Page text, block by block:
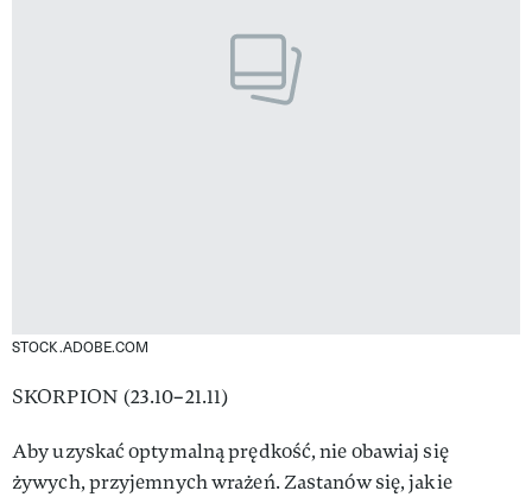
STOCK.ADOBE.COM
SKORPION (23.10–21.11)
Aby uzyskać optymalną prędkość, nie obawiaj się
żywych, przyjemnych wrażeń. Zastanów się, jakie